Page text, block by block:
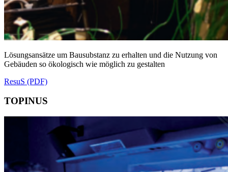
Lösungsansätze um Bausubstanz zu erhalten und die Nutzung von
Gebäuden so ökologisch wie möglich zu gestalten
ResuS (PDF)
TOPINUS